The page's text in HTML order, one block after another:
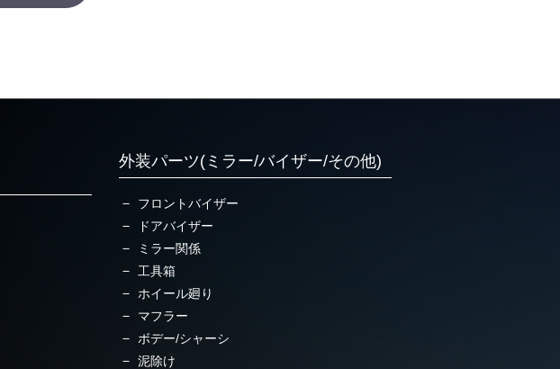
外装パーツ(ミラー/バイザー/その他)
フロントバイザー
ドアバイザー
ミラー関係
工具箱
ホイール廻り
マフラー
ボデー/シャーシ
泥除け